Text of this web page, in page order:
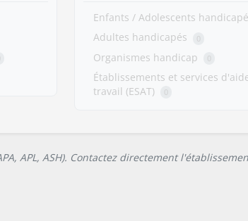
Enfants / Adolescents
Adultes handicapés 0
Organismes handicap 0
Établissements et services
travail (ESAT)
0
APL, ASH). Contactez directement